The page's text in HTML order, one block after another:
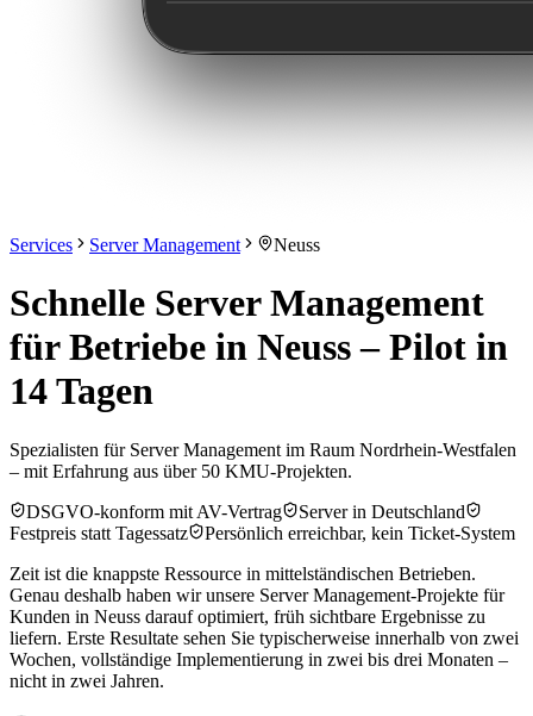
Services Server Management Neuss
Schnelle Server Management
für Betriebe in Neuss – Pilot in
14 Tagen
Spezialisten für Server Management im Raum Nordrhein-Westfalen
– mit Erfahrung aus über 50 KMU-Projekten.
DSGVO-konform mit AV-Vertrag
Server in Deutschland
Festpreis statt Tagessatz
Persönlich erreichbar, kein Ticket-System
Zeit ist die knappste Ressource in mittelständischen Betrieben.
Genau deshalb haben wir unsere Server Management-Projekte für
Kunden in Neuss darauf optimiert, früh sichtbare Ergebnisse zu
liefern. Erste Resultate sehen Sie typischerweise innerhalb von zwei
Wochen, vollständige Implementierung in zwei bis drei Monaten –
nicht in zwei Jahren.